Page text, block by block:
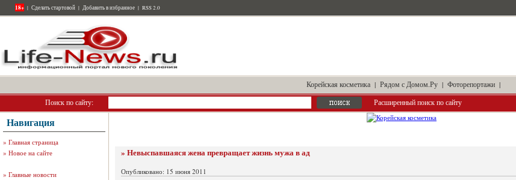
18+ | Сделать стартовой | Добавить в избранное | RSS 2.0
Корейская косметика | Рядом с Домом.Ру | Фоторепортажи |
Поиск по сайту:
Расширенный поиск по сайту
Навигация
» Главная страница
» Новое на сайте
» Главные новости
» Невыспавшаяся жена превращает жизнь мужа в ад
Опубликовано: 15 июня 2011